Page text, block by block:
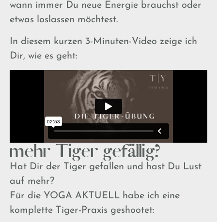
wann immer Du neue Energie brauchst oder
etwas loslassen möchtest.
In diesem kurzen 3-Minuten-Video zeige ich
Dir, wie es geht:
mehr Tiger gefällig?
Hat Dir der Tiger gefallen und hast Du Lust
auf mehr?
Für die YOGA AKTUELL habe ich eine
komplette Tiger-Praxis geshootet: